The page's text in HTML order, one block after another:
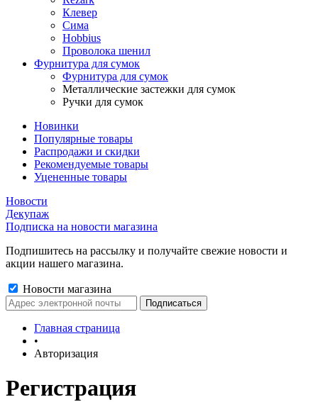
Клевер
Сима
Hobbius
Проволока шенил
Фурнитура для сумок
Фурнитура для сумок
Металлические застежки для сумок
Ручки для сумок
Новинки
Популярные товары
Распродажи и скидки
Рекомендуемые товары
Уцененные товары
Новости
Декупаж
Подписка на новости магазина
Подпишитесь на рассылку и получайте свежие новости и
акции нашего магазина.
Новости магазина
Главная страница
•
Авторизация
Регистрация